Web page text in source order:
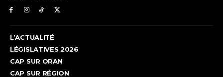
L’ACTUALITÉ
LÉGISLATIVES 2026
CAP SUR ORAN
CAP SUR RÉGION